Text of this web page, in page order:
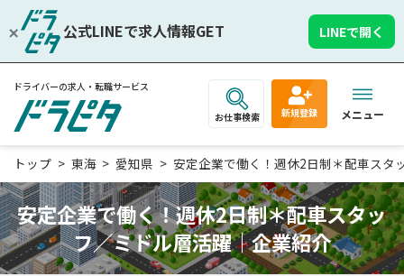
公式LINEで求人情報GET LINEで開く
ドライバーの求人・転職サービス
お仕事検索 新規登録 メニュー
トップ 東海 愛知県 安定企業で働く！週休2日制＊配車スタ
安定企業で働く！週休2日制＊配車スタッ
フ／ミドル層活躍｜企業紹介